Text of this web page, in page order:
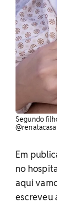
Segundo
Em
no
aqui
escreveu